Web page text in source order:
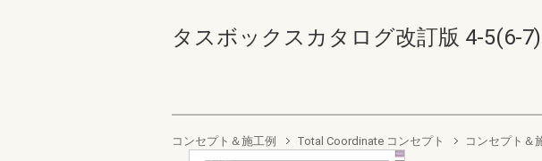
タスボックスカタログ改訂版 4-5(6-7)
コンセプト＆施工例 Total Coordinate コンセプト コンセプト＆